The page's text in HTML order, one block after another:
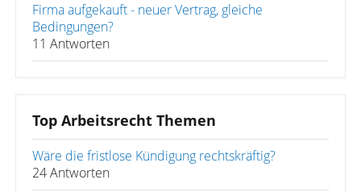
Firma aufgekauft - neuer Vertrag, gleiche
Bedingungen?
11 Antworten
Top Arbeitsrecht Themen
Wäre die fristlose Kündigung rechtskräftig?
24 Antworten